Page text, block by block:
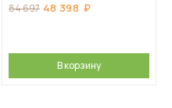
84 697 48 398
В корзину